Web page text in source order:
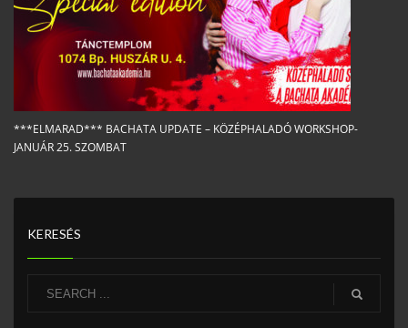
***ELMARAD*** BACHATA UPDATE – KÖZÉPHALADÓ WORKSHOP-
JANUÁR 25. SZOMBAT
KERESÉS